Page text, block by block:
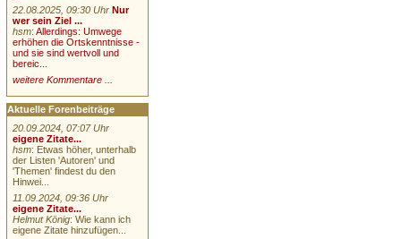
22.08.2025, 09:30 Uhr Nur
wer sein Ziel ...
hsm:Allerdings: Umwege
erhöhen die Ortskenntnisse -
und sie sind wertvoll und
bereic...
weitere Kommentare ...
Aktuelle Forenbeiträge
20.09.2024, 07:07 Uhr
eigene Zitate...
hsm: Etwas höher, unterhalb
der Listen 'Autoren' und
'Themen' findest du den
Hinwei...
11.09.2024, 09:36 Uhr
eigene Zitate...
Helmut König: Wie kann ich
eigene Zitate hinzufügen...